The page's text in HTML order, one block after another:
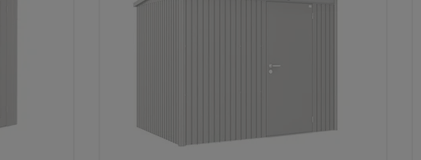
Trzy warianty kolorystyczne